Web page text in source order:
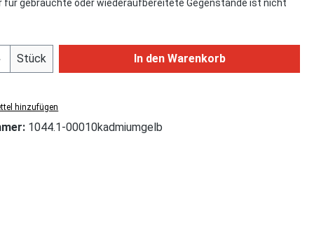
gebrauchte oder wiederaufbereitete Gegenstände ist nicht
Anzahl: Gib den gewünschten Wert ein
Stück In den Warenkorb
hinzufügen
1044.1-00010kadmiumgelb